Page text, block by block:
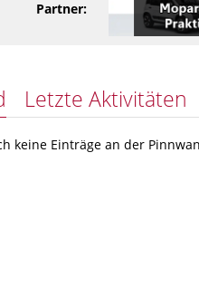
Partner:
Letzte Aktivitäten
keine Einträge an der